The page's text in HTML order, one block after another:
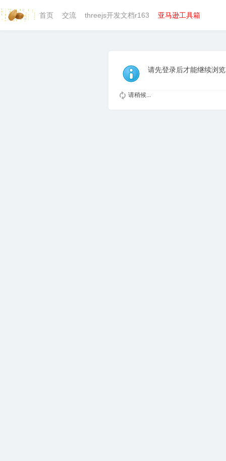
首页 交流 threejs开发文档r163 亚马逊工具箱
请先登录后才能继续浏览
请稍候...